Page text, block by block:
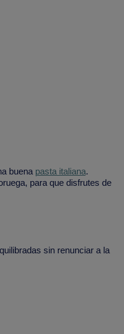
buena pasta italiana.
para que disfrutes de
sin renunciar a la